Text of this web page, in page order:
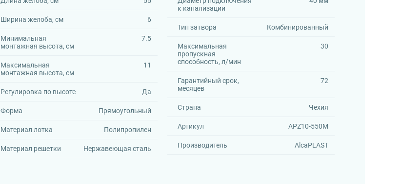
Ширина желоба, см 6
Минимальная
монтажная высота, см
7.5
Максимальная
монтажная высота, см
11
Регулировка по высоте Да
Форма Прямоугольный
Материал лотка Полипропилен
Материал решетки Нержавеющая сталь
к канализации
Тип затвора Комбинированный
Максимальная
пропускная
способность, л/мин
30
Гарантийный срок,
месяцев
72
Страна Чехия
Артикул APZ10-550M
Производитель AlcaPLAST